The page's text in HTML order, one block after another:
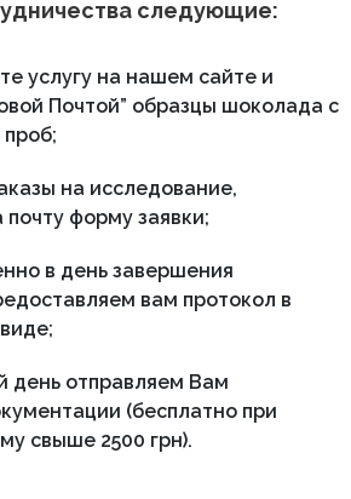
следующие:
услугу на нашем сайте и
Почтой” образцы шоколада с
на исследование,
форму заявки;
в день завершения
вам протокол в
день отправляем Вам
(бесплатно при
свыше 2500 грн).